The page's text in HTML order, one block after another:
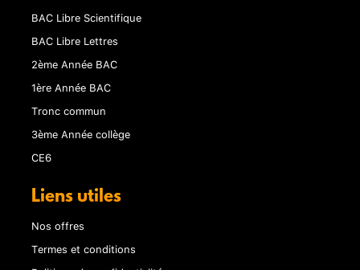
BAC Libre Scientifique
BAC Libre Lettres
2ème Année BAC
1ère Année BAC
Tronc commun
3ème Année collège
CE6
Liens utiles
Nos offres
Termes et conditions